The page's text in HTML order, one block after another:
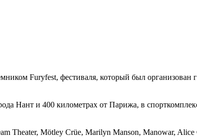
Furyfest, фестиваля, который был организован
Нант и 400 километрах от Парижа, в
Theater, Mötley Crüe, Marilyn Manson, Manowar,